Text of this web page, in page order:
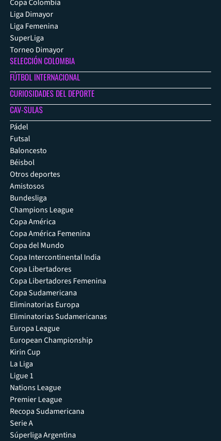
Copa Colombia
Liga Dimayor
Liga Femenina
SuperLiga
Torneo Dimayor
SELECCIÓN COLOMBIA
FÚTBOL INTERNACIONAL
CURIOSIDADES DEL DEPORTE
CAV-SULAS
Pádel
Futsal
Baloncesto
Béisbol
Otros deportes
Amistosos
Bundesliga
Champions League
Copa América
Copa América Femenina
Copa del Mundo
Copa Intercontinental India
Copa Libertadores
Copa Libertadores Femenina
Copa Sudamericana
Eliminatorias Europa
Eliminatorias Sudamericanas
Europa League
European Championship
Kirin Cup
La Liga
Ligue 1
Nations League
Premier League
Recopa Sudamericana
Serie A
Súperliga Argentina